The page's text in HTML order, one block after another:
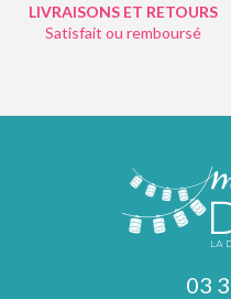
LIVRAISONS ET RETOURS
Satisfait ou remboursé
03